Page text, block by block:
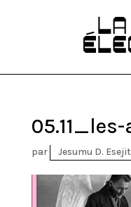
par Jesumu D.